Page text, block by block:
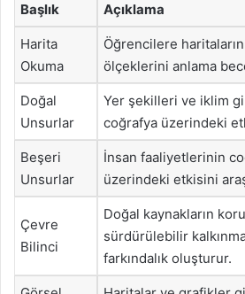
Başlık Açıklama
Harita
Okuma
Öğrencilere
ölçeklerini anlama
Doğal
Unsurlar
Yer şekilleri ve iklim
coğrafya üzerindeki
Beşeri
Unsurlar
İnsan faaliyetlerinin
üzerindeki etkisini
Çevre
Bilinci
Doğal kaynakların
sürdürülebilir
farkındalık oluşturur.